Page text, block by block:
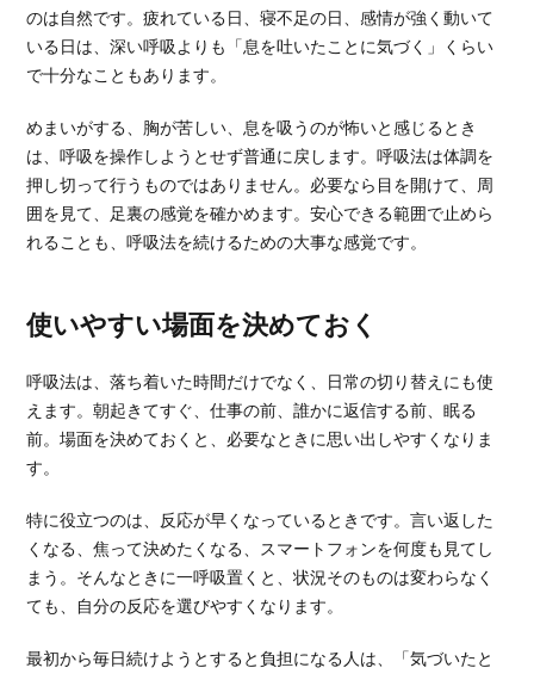
のは自然です。疲れている日、寝不足の日、感情が強く動いて
いる日は、深い呼吸よりも「息を吐いたことに気づく」くらい
で十分なこともあります。
めまいがする、胸が苦しい、息を吸うのが怖いと感じるとき
は、呼吸を操作しようとせず普通に戻します。呼吸法は体調を
押し切って行うものではありません。必要なら目を開けて、周
囲を見て、足裏の感覚を確かめます。安心できる範囲で止めら
れることも、呼吸法を続けるための大事な感覚です。
使いやすい場面を決めておく
呼吸法は、落ち着いた時間だけでなく、日常の切り替えにも使
えます。朝起きてすぐ、仕事の前、誰かに返信する前、眠る
前。場面を決めておくと、必要なときに思い出しやすくなりま
す。
特に役立つのは、反応が早くなっているときです。言い返した
くなる、焦って決めたくなる、スマートフォンを何度も見てし
まう。そんなときに一呼吸置くと、状況そのものは変わらなく
ても、自分の反応を選びやすくなります。
最初から毎日続けようとすると負担になる人は、「気づいたと